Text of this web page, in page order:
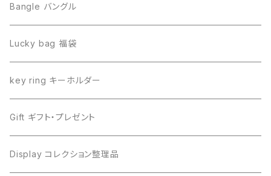
Imilac イミラック
Henbury ヘンブリー
Dronino ドロニノ
Moldavite モルダバイト
Seymchan セイムチャン
Libyan desert glass リビアングラス
Seymchan セイムチャン
Imilac イミラック
Moldavite モルダバイト
Dronino ドロニノ
Bangle バングル
Lucky bag 福袋
key ring キーホルダー
Gift ギフト・プレゼント
Display コレクション整理品